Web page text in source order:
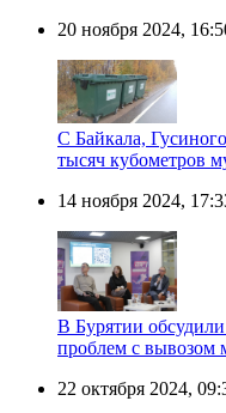
20 ноября 2024,
С Байкала,
тысяч кубометров
14 ноября 2024,
В Бурятии
проблем с вывозом
22 октября 2024,